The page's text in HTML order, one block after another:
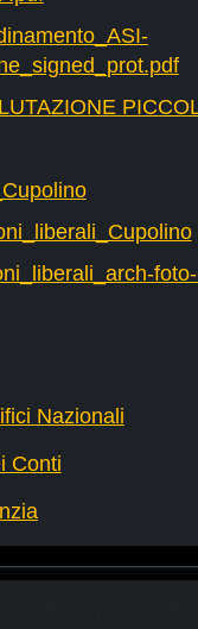
Nazionali
Conti